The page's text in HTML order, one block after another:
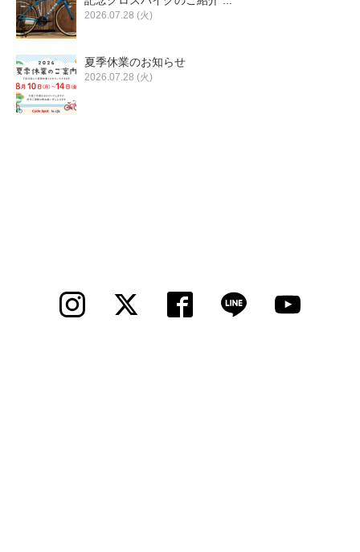
2026.07.28 (火)
夏季休業のお知らせ
2026.07.28 (火)